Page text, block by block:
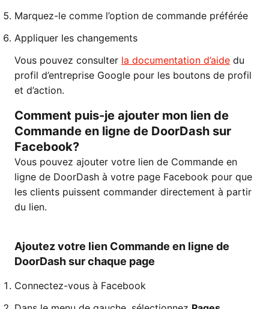
Marquez-le comme l’option de commande préférée
Appliquer les changements
Vous pouvez consulter la documentation d’aide du
profil d’entreprise Google pour les boutons de profil
et d’action.
Comment puis-je ajouter mon lien de
Commande en ligne de DoorDash sur
Facebook?
Vous pouvez ajouter votre lien de Commande en
ligne de DoorDash à votre page Facebook pour que
les clients puissent commander directement à partir
du lien.
Ajoutez votre lien Commande en ligne de
DoorDash sur chaque page
Connectez-vous à Facebook